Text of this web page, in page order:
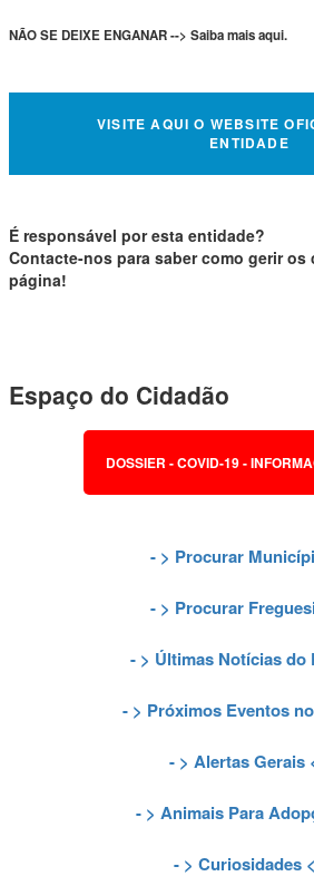
NÃO SE DEIXE ENGANAR --> Saiba mais aqui.
VISITE AQUI O WEBSITE
ENTIDADE
É responsável por esta entidade?
Contacte-nos para saber como gerir
página!
Espaço do Cidadão
DOSSIER - COVID-19 -
- > Procurar
- > Procurar
- > Últimas Notícias do
- > Próximos Eventos
- > Alertas Gerais
- > Animais Para
- > Curiosidades